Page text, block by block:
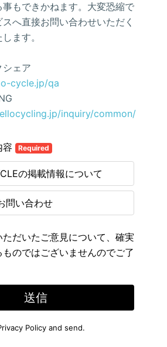
もできかねます。大変恐縮で
へ直接お問い合わせいただく
ます。
シェア
cycle.jp/qa
inquiry/common/
容 Required
の掲載情報について
問い合わせ
だいたご意見について、確実
のではございませんのでご了
送信
Policy and send.